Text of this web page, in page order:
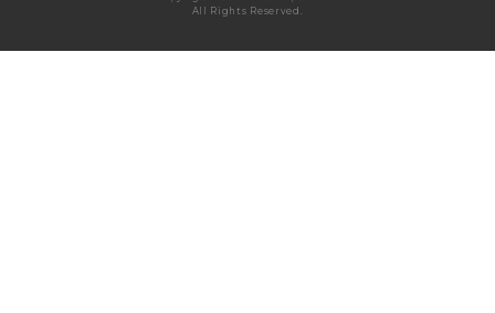
All Rights Reserved.